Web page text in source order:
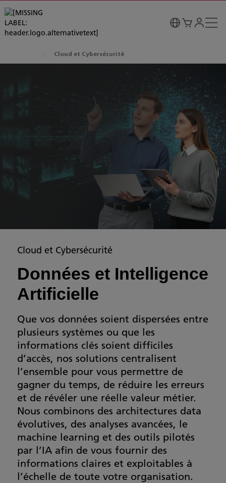
Cloud et Cybersécurité
Cloud et Cybersécurité
Données et Intelligence
Artificielle
Que vos données soient dispersées entre
plusieurs systèmes ou que les
informations clés soient difficiles
d’accès, nos solutions centralisent
l’ensemble pour vous permettre de
gagner du temps, de réduire les erreurs
et de révéler une réelle valeur métier.
Nous combinons des architectures data
évolutives, des analyses avancées, le
machine learning et des outils pilotés
par l’IA afin de vous fournir des
informations claires et exploitables à
l’échelle de toute votre organisation.